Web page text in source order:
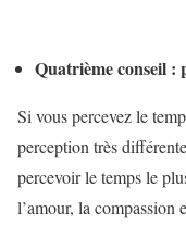
Quatrième conseil :
Si vous percevez le
perception très
percevoir le temps le
l’amour, la compassion